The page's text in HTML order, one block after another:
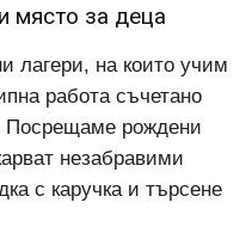
място за деца
лагери, на които учим
работа съчетано
Посрещаме рождени
незабравими
с каручка и търсене